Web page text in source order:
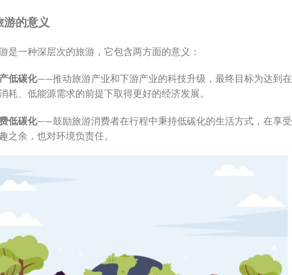
游的意义
是一种深层次的旅游，它包含两方面的意义：
低碳化——推动旅游产业和下游产业的科技升级，最终目标为达到在
耗、低能源需求的前提下取得更好的经济发展。
低碳化——鼓励旅游消费者在行程中秉持低碳化的生活方式，在享受
之余，也对环境负责任。